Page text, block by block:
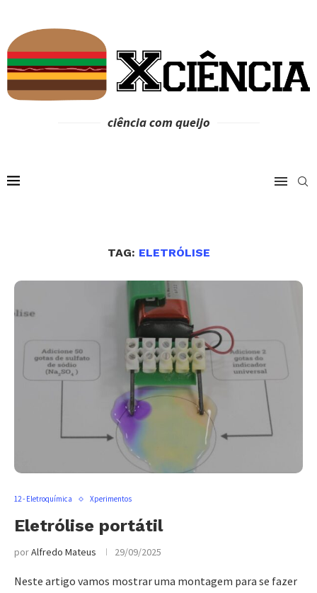
ciência com queijo
TAG: ELETRÓLISE
12 - Eletroquímica Xperimentos
Eletrólise portátil
porAlfredo Mateus 29/09/2025
Neste artigo vamos mostrar uma montagem para se fazer